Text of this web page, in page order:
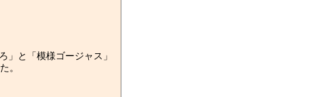
」と「模様ゴージャス」
。